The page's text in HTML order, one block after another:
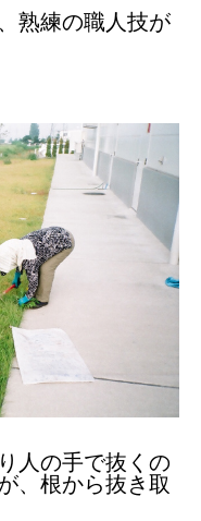
熟練の職人技が
人の手で抜くの
、根から抜き取